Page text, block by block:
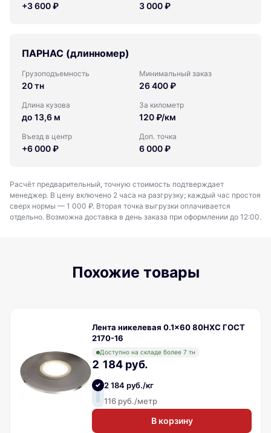
+3 600 ₽ 3 000 ₽
ПАРНАС (длинномер)
Грузоподъемность
20 тн
Минимальный заказ
26 400 ₽
Длина кузова
до 13,6 м
За километр
120 ₽/км
Въезд в центр
+6 000 ₽
Доп. точка
6 000 ₽
Расчёт предварительный, точную стоимость подтверждает
менеджер. В цену включено 2 часа на разгрузку; каждый час простоя
сверх нормы — 1 000 ₽. Вторая точка выгрузки оплачивается
отдельно. Возможна доставка в день заказа при оформлении до 12:00.
Похожие товары
Лента никелевая 0.1x60 80НХС ГОСТ
2170-16
Доступно на складе более 7 тн
2 184 руб.
2 184 руб./кг
116 руб./метр
В корзину